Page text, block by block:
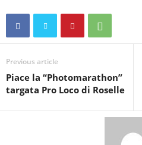
Previous article
Piace la “Photomarathon”
targata Pro Loco di Roselle